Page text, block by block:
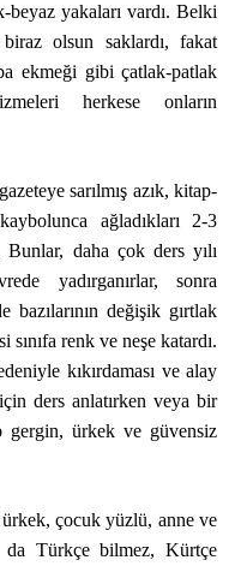
yakaları vardı. Belki
olsun saklardı, fakat
ekmeği gibi çatlak-patlak
herkese onların
sarılmış azık, kitap-
ağladıkları 2-3
daha çok ders yılı
yadırganırlar, sonra
değişik gırtlak
renk ve neşe katardı.
kıkırdaması ve alay
ders anlatırken veya bir
gergin, ürkek ve güvensiz
çocuk yüzlü, anne ve
da Türkçe bilmez, Kürtçe